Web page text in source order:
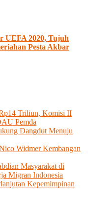
UEFA 2020, Tujuh
Pesta Akbar
Triliun, Komisi II
Pemda
Dangdut Menuju
Widmer Kembangan
Masyarakat di
Migran Indonesia
Kepemimpinan